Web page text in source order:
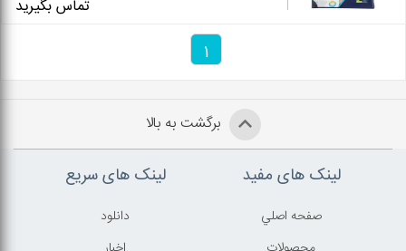
تماس بگیرید
1
برگشت به بالا
لینک های مفید
صفحه اصلي
لینک های سریع
دانلود